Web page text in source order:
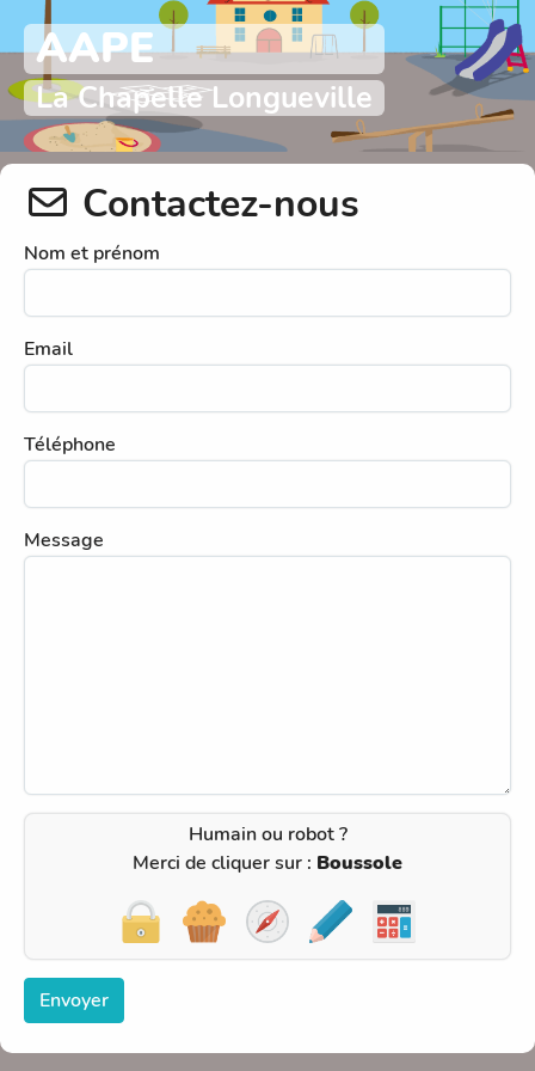
AAPE
La Chapelle Longueville
Contactez-nous
Nom et prénom
Email
Téléphone
Message
Humain ou robot ?
Merci de cliquer sur : Boussole
Envoyer